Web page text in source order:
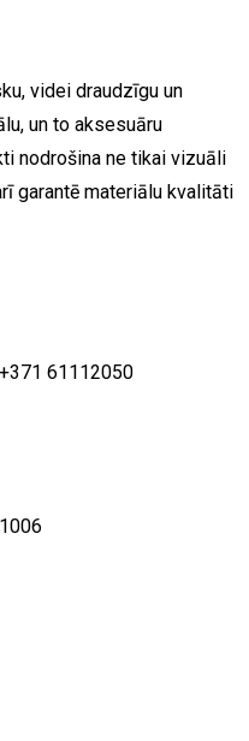
videi draudzīgu un
un to aksesuāru
nodrošina ne tikai vizuāli
garantē materiālu kvalitāti
+371 61112050